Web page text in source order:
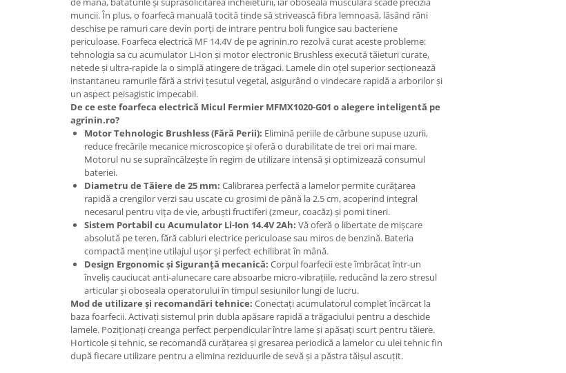
Tratamente repaus vegetativ
Ingrasaminte plante
Ingrasaminte plante
Ingrasaminte plante - CUTIE / KG
Ingrasaminte plante - ECOLOGICE
Ingrasaminte plante - FLORI
Ingrasaminte plante - FLORI - GEL
Accesorii agricole
Accesorii gard electric
Accesorii irigat
Araci/ Suporti plante
muncii. În plus, o foarfecă manuală tocită tinde să strivească fibra lemnoasă, lăsând răni
deschise pe ramuri care devin porți de intrare pentru boli fungice sau bacteriene
periculoase. Foarfeca electrică MF 14.4V de pe agrinin.ro rezolvă curat aceste probleme:
tehnologia sa cu acumulator Li-Ion și motor electronic Brushless execută tăieturi curate,
netede și ultra-rapide la o simplă atingere de trăgaci. Lamele din oțel superior secționează
instantaneu ramurile fără a strivi țesutul vegetal, asigurând o vindecare rapidă a arborilor și
un aspect peisagistic impecabil.
De ce este foarfeca electrică Micul Fermier MFMX1020-G01 o alegere inteligentă pe
agrinin.ro?
Motor Tehnologic Brushless (Fără Perii): Elimină periile de cărbune supuse uzurii,
reduce frecările mecanice microscopice și oferă o durabilitate de trei ori mai mare.
Motorul nu se supraîncălzește în regim de utilizare intensă și optimizează consumul
bateriei.
Diametru de Tăiere de 25 mm: Calibrarea perfectă a lamelor permite curățarea
rapidă a crengilor verzi sau uscate cu grosimi de până la 2.5 cm, acoperind integral
necesarul pentru vița de vie, arbuști fructiferi (zmeur, coacăz) și pomi tineri.
Sistem Portabil cu Acumulator Li-Ion 14.4V 2Ah: Vă oferă o libertate de mișcare
absolută pe teren, fără cabluri electrice periculoase sau miros de benzină. Bateria
compactă menține utilajul ușor și perfect echilibrat în mână.
Design Ergonomic și Siguranță mecanică: Corpul foarfecii este îmbrăcat într-un
înveliș cauciucat anti-alunecare care absoarbe micro-vibrațiile, reducând la zero stresul
articular și oboseala operatorului în timpul sesiunilor lungi de lucru.
Mod de utilizare și recomandări tehnice: Conectați acumulatorul complet încărcat la
baza foarfecii. Activați sistemul prin dubla apăsare rapidă a trăgaciului pentru a deschide
lamele. Poziționați creanga perfect perpendicular între lame și apăsați scurt pentru tăiere.
Horticole și tehnic, se recomandă curățarea și gresarea periodică a lamelor cu ulei tehnic fin
după fiecare utilizare pentru a elimina reziduurile de sevă și a păstra tăișul ascuțit.